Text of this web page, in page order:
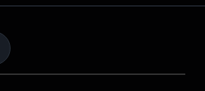
Takata